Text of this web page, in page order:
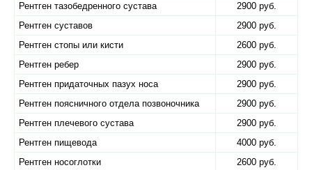
Рентген тазобедренного сустава
2900 руб.
Рентген суставов
2900 руб.
Рентген стопы или кисти
2600 руб.
Рентген ребер
2900 руб.
Рентген придаточных пазух носа
2900 руб.
Рентген поясничного отдела позвоночника
2900 руб.
Рентген плечевого сустава
2900 руб.
Рентген пищевода
4000 руб.
Рентген носоглотки
2600 руб.